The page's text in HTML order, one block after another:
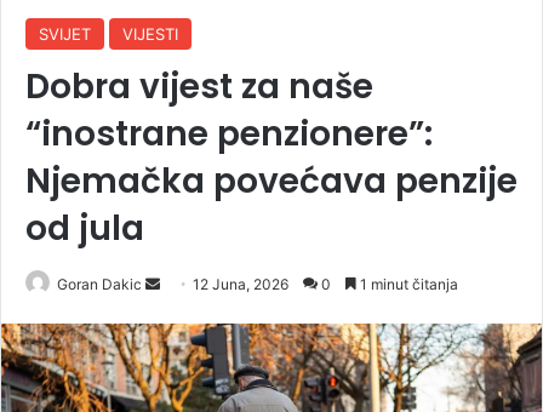
SVIJET VIJESTI
Dobra vijest za naše
“inostrane penzionere”:
Njemačka povećava penzije
od jula
Goran Dakic
n
d
a
12 Juna, 2026 0 1 minut čitanja